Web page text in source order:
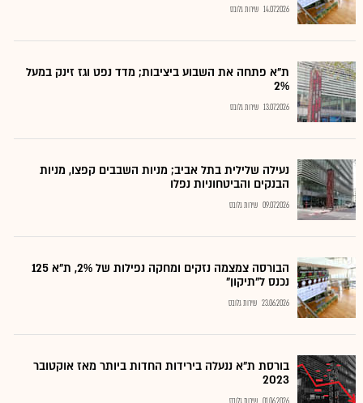
14.07.2026 שירות גלובס
ת"א פתחה את השבוע ביציבות; מדד נפט וגז זינק במעל
2%
13.07.2026 שירות גלובס
נעילה שלילית בתל אביב; מניות השבבים קפצו, מניות
הבנקים והביטחוניות נפלו
09.07.2026 שירות גלובס
הבורסה צמצמה נזקים ומחקה נפילות של 2%, ת"א 125
נכנס ל"תיקון"
23.06.2026 שירות גלובס
בורסת ת"א ננעלה בירידות החדות ביותר מאז אוקטובר
2023